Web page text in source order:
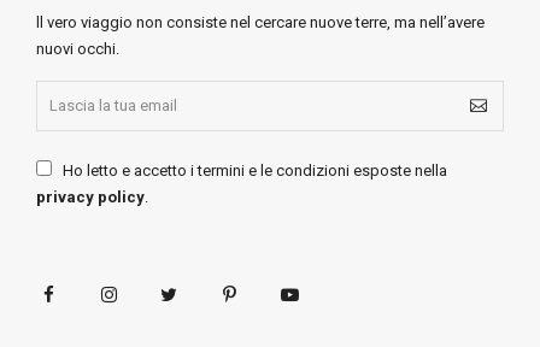
ll vero viaggio non consiste nel cercare nuove terre, ma nell’avere
nuovi occhi.
Ho letto e accetto i termini e le condizioni esposte nella
privacy policy